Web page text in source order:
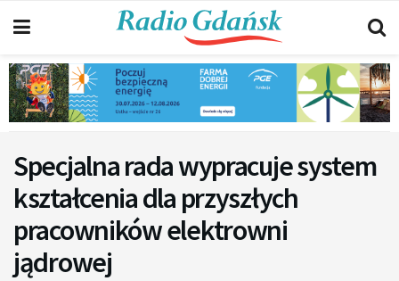
Specjalna rada wypracuje system
kształcenia dla przyszłych
pracowników elektrowni
jądrowej